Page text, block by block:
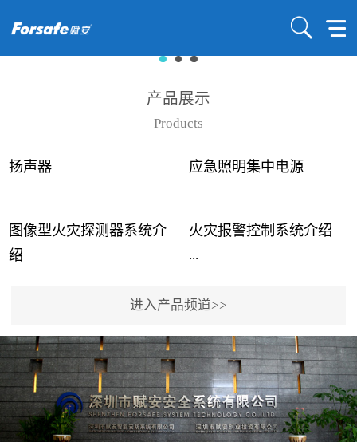
产品展示
Products
扬声器 应急照明集中电源
图像型火灾探测器系统介
绍
...
事故频发，传统的火灾探
测方法已无法满足要求。
尤其是目前众多的大型影
剧院、会议展览中心、体
育馆、大型仓库和隧道空
火灾报警控制系统介绍
...
用了具有仲裁机制和冗余
校验的总线传输技术、线
路状态检测与保护技术、
后向光电感烟探测技术、
高可靠的系统抗干扰技术
进入产品频道>>